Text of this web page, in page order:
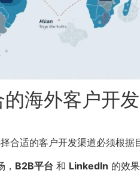
海外客户开
合适的客户开发渠道必须根据
， B2B平台 和 LinkedIn 的效